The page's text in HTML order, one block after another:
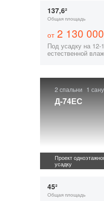
137,6²
Общая площадь
от2 130
Под усадку на 12-
естественной
2 спальни 1
Д-74ЕС
Проект
усадку
45²
Общая площадь